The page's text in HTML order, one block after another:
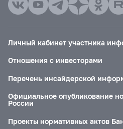
Личный кабинет участника
Отношения с инвесторами
Перечень инсайдерской
Официальное опубликование
России
Проекты нормативных актов